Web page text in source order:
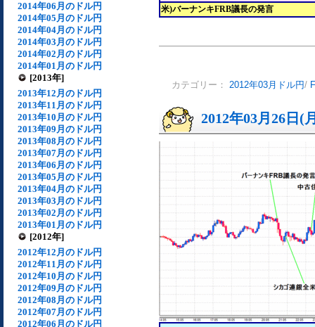
2014年06月のドル円
2014年05月のドル円
2014年04月のドル円
2014年03月のドル円
2014年02月のドル円
2014年01月のドル円
[2013年]
2013年12月のドル円
2013年11月のドル円
2013年10月のドル円
2013年09月のドル円
2013年08月のドル円
2013年07月のドル円
2013年06月のドル円
2013年05月のドル円
2013年04月のドル円
2013年03月のドル円
2013年02月のドル円
2013年01月のドル円
[2012年]
2012年12月のドル円
2012年11月のドル円
2012年10月のドル円
2012年09月のドル円
2012年08月のドル円
2012年07月のドル円
2012年06月のドル円
米)バーナンキFRB議長の発言
カテゴリー： 2012年03月ドル円/
2012年03月26日(